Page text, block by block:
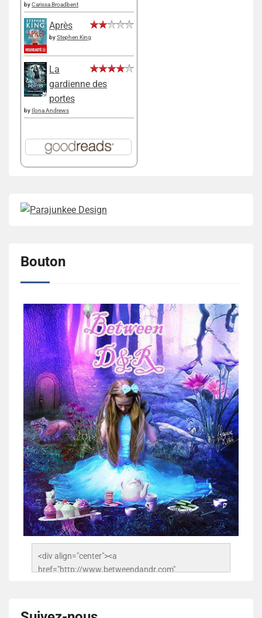
byCarissa Broadbent
Après
byStephen King
La
gardienne des
portes
by Ilona Andrews
Bouton
<div align="center"><a
href="http://www.betweendandr.com"
503716673157532-2788222864243652657-n.jpg"